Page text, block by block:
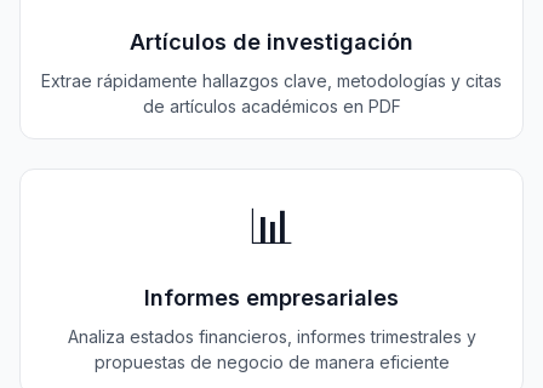
Artículos de investigación
Extrae rápidamente hallazgos clave, metodologías y citas
de artículos académicos en PDF
📊
Informes empresariales
Analiza estados financieros, informes trimestrales y
propuestas de negocio de manera eficiente